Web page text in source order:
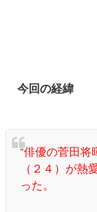
今回の経緯
"俳優の菅田将
（２４）が熱
った。